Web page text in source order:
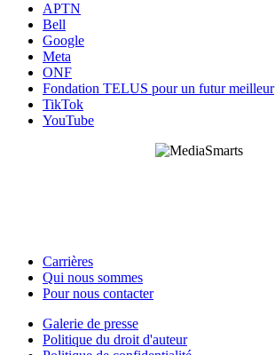
APTN
Bell
Google
Meta
ONF
Fondation TELUS pour un futur meilleur
TikTok
YouTube
Footer
This
Carrières
Qui nous sommes
Pour nous contacter
Footer
Galerie de presse
Politique du droit d'auteur